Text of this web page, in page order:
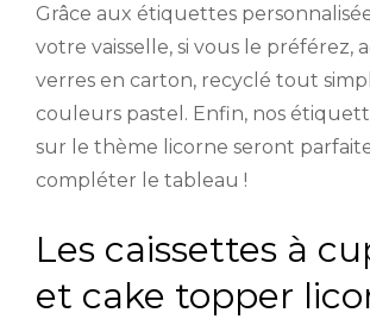
Grâce aux étiquettes
votre vaisselle, si vous le préférez,
verres en carton, recyclé tout
couleurs pastel. Enfin, nos
sur le thème licorne seront
compléter le tableau !
Les caissettes à
et cake topper